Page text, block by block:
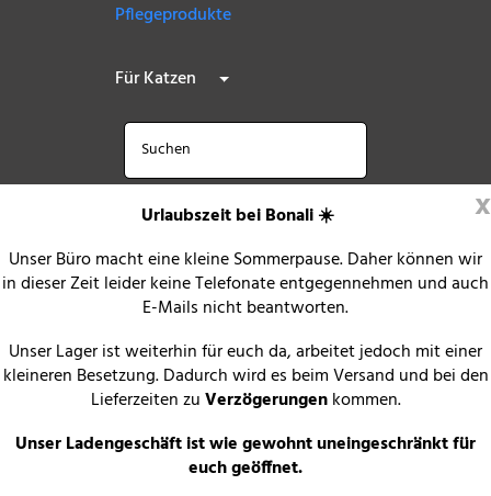
Pflegeprodukte
Für Katzen
x
Urlaubszeit bei Bonali ☀️
Unser Büro macht eine kleine Sommerpause. Daher können wir
in dieser Zeit leider keine Telefonate entgegennehmen und auch
E-Mails nicht beantworten.
Unser Lager ist weiterhin für euch da, arbeitet jedoch mit einer
kleineren Besetzung. Dadurch wird es beim Versand und bei den
Lieferzeiten zuVerzögerungenkommen.
Unser Ladengeschäft ist wie gewohnt uneingeschränkt für
euch geöffnet.